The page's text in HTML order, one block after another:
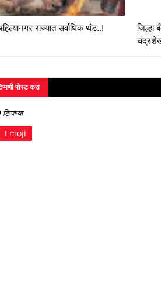
राज्यात सर्वाधिक थंड..!
जिल्हा
पोस्ट करा
Emoji